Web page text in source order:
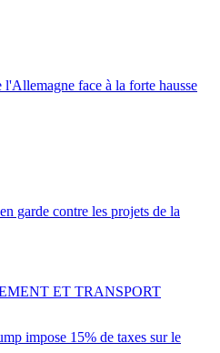
face à la forte hausse
garde contre les projets de la
impose 15% de taxes sur le
ET TRANSPORT